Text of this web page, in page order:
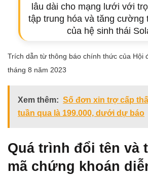
lâu dài cho mạng lưới với
tập trung hóa và tăng cường
của hệ sinh thái
Trích dẫn từ thông báo chính thức của Hội
tháng 8 năm 2023
Xem thêm: Số đơn xin trợ cấp
tuần qua là 199.000, dưới dự báo
Quá trình đổi tên và
mã chứng khoán